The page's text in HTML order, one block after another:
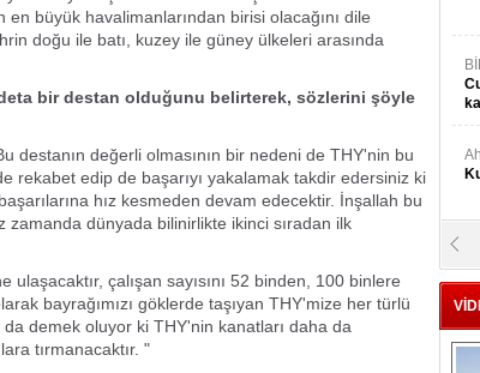
büyük havalimanlarından birisi olacağını dile
doğu ile batı, kuzey ile güney ülkeleri arasında
bir destan olduğunu belirterek, sözlerini şöyle
destanın değerli olmasının bir nedeni de THY'nin bu
rekabet edip de başarıyı yakalamak takdir edersiniz ki
hız kesmeden devam edecektir. İnşallah bu
zamanda dünyada bilinirlikte ikinci sıradan ilk
çalışan sayısını 52 binden, 100 binlere
bayrağımızı göklerde taşıyan THY'mize her türlü
demek oluyor ki THY'nin kanatları daha da
tırmanacaktır. "